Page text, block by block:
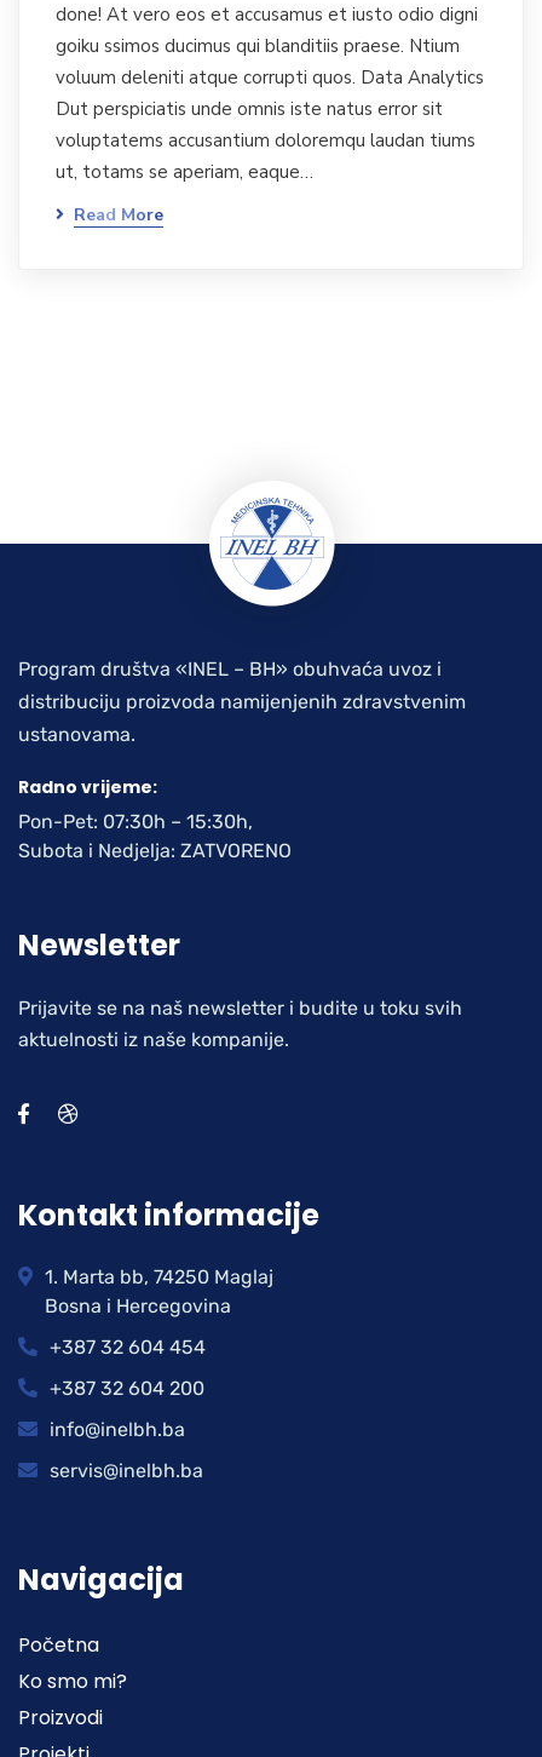
done! At vero eos et accusamus et iusto odio digni
goiku ssimos ducimus qui blanditiis praese. Ntium
voluum deleniti atque corrupti quos. Data Analytics
Dut perspiciatis unde omnis iste natus error sit
voluptatems accusantium doloremqu laudan tiums
ut, totams se aperiam, eaque…
Read More
Program društva «INEL – BH» obuhvaća uvoz i
distribuciju proizvoda namijenjenih zdravstvenim
ustanovama.
Radno vrijeme:
Pon-Pet: 07:30h – 15:30h,
Subota i Nedjelja: ZATVORENO
Newsletter
Prijavite se na naš newsletter i budite u toku svih
aktuelnosti iz naše kompanije.
Kontakt informacije
1. Marta bb, 74250 Maglaj
Bosna i Hercegovina
+387 32 604 454
+387 32 604 200
info@inelbh.ba
servis@inelbh.ba
Navigacija
Početna
Ko smo mi?
Proizvodi